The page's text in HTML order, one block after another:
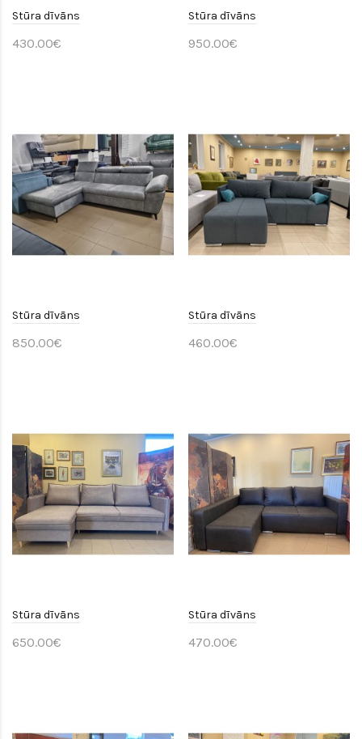
Stūra dīvāns
430.00€
Stūra dīvāns
950.00€
Stūra dīvāns
850.00€
Stūra dīvāns
460.00€
Stūra dīvāns
650.00€
Stūra dīvāns
470.00€